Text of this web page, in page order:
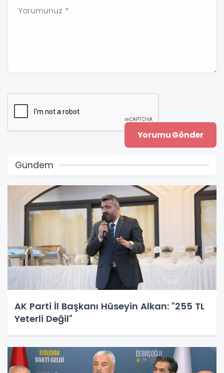
Yorumunuz *
Gündem
AK Parti İl Başkanı Hüseyin Alkan: "255 TL
Yeterli Değil"